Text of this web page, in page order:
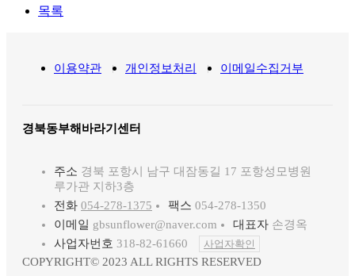
목록
이용약관 개인정보처리 이메일수집거부
경북동부해바라기센터
주소 경북 포항시 남구 대잠동길 17 포항성모병원
루가관 지하3층
전화 054-278-1375 팩스 054-278-1350
이메일 gbsunflower@naver.com 대표자 손경옥
사업자번호 318-82-61660 사업자확인
COPYRIGHT© 2023 ALL RIGHTS RESERVED